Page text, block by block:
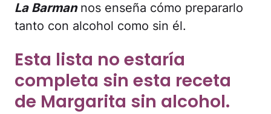
La Barmannos enseña cómo prepararlo
tanto con alcohol como sin él.
Esta lista no estaría
completa sin esta receta
de Margarita sin alcohol.